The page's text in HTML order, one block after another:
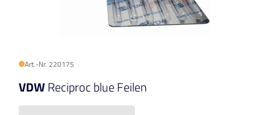
Art.-Nr. 220175
VDWReciproc blue Feilen